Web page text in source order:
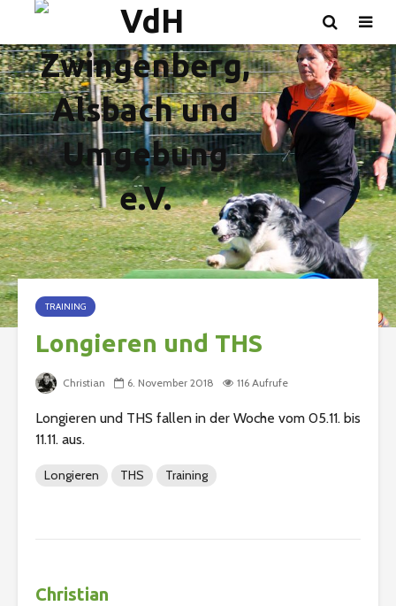
TRAINING
Longieren und THS
Christian 6. November 2018 116 Aufrufe
Longieren und THS fallen in der Woche vom 05.11. bis
11.11. aus.
Longieren THS Training
Christian